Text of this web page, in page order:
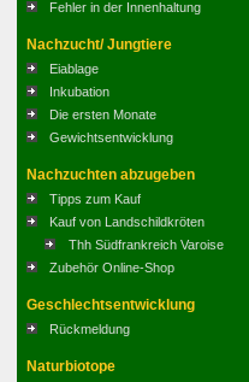
Fehler in der Innenhaltung
Nachzucht/ Jungtiere
Eiablage
Inkubation
Die ersten Monate
Gewichtsentwicklung
Nachzuchten abzugeben
Tipps zum Kauf
Kauf von Landschildkröten
Thh Südfrankreich Varoise
Zubehör Online-Shop
Geschlechtsentwicklung
Rückmeldung
Naturbiotope